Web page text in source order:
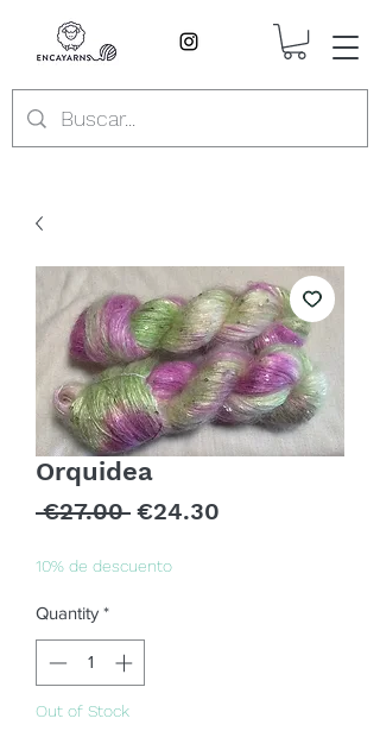
Orquidea
€27.00 Regular
€24.30
10% de descuento
Quantity *
Out of Stock